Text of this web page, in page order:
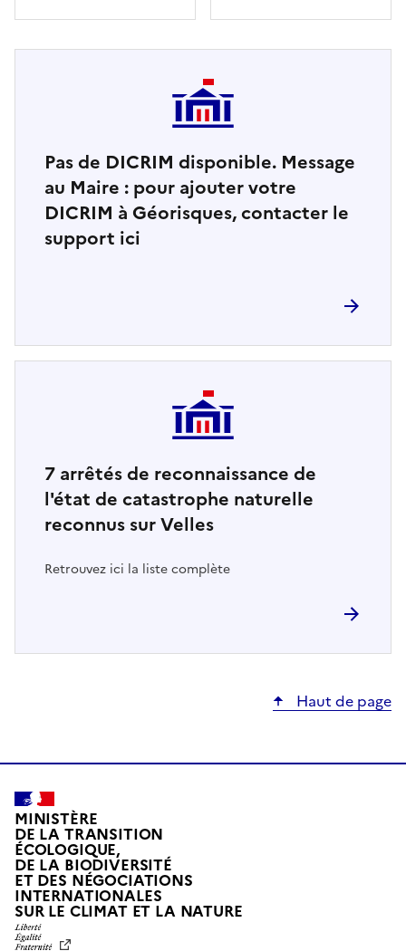
Pas de DICRIM disponible. Message
au Maire : pour ajouter votre
DICRIM à Géorisques, contacter le
support ici
7 arrêtés de reconnaissance de
l'état de catastrophe naturelle
reconnus sur Velles
Retrouvez ici la liste complète
Haut de page
MINISTÈRE
DE LA TRANSITION
ÉCOLOGIQUE,
DE LA BIODIVERSITÉ
ET DES NÉGOCIATIONS
INTERNATIONALES
SUR LE CLIMAT ET LA NATUREL